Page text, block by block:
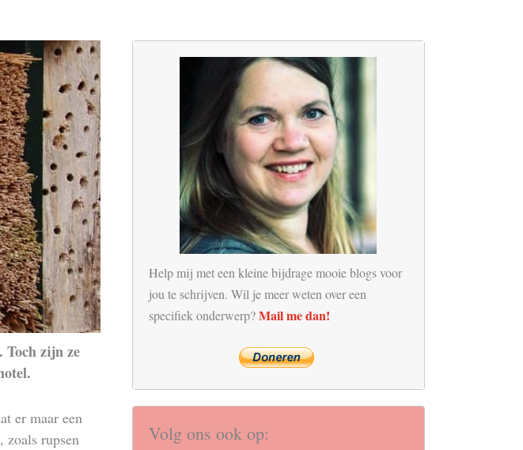
Toch zijn ze
er maar een
zoals rupsen
Help mij met een kleine bijdrage mooie blogs voor
jou te schrijven. Wil je meer weten over een
specifiek onderwerp?Mail me dan!
Volg ons ook op: